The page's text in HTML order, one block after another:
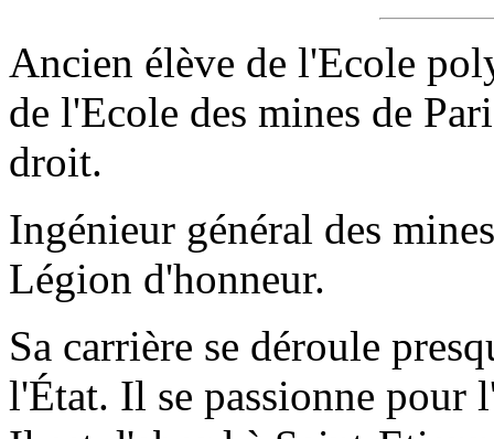
Ancien élève de l'Ecole
de l'Ecole des mines de
droit.
Ingénieur général des
Légion d'honneur.
Sa carrière se déroule
l'État. Il se passionne pour